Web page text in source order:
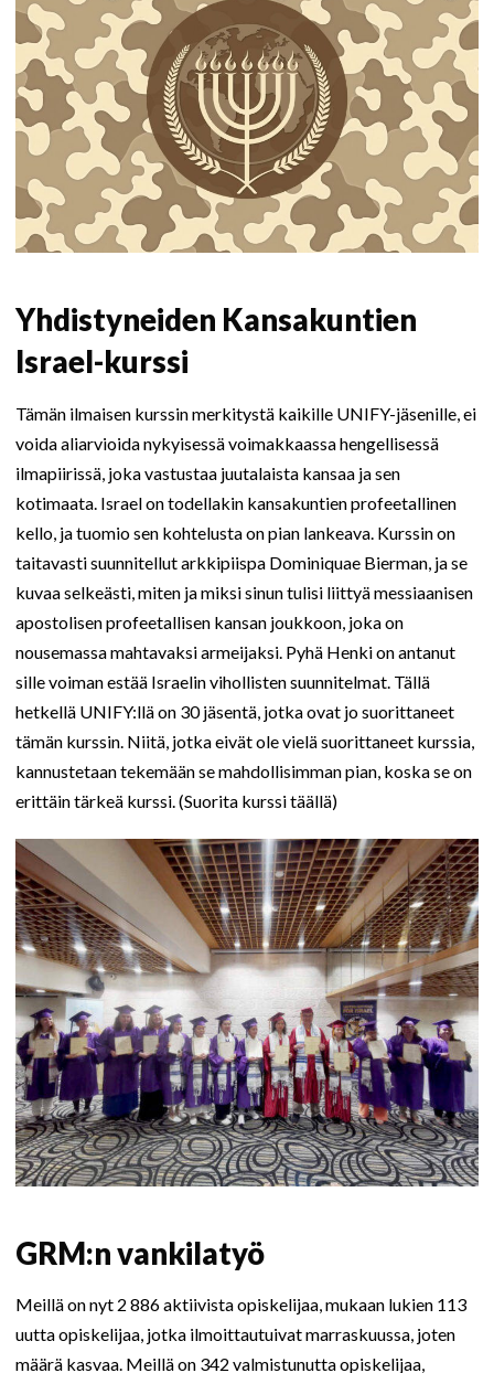
Yhdistyneiden Kansakuntien
Israel-kurssi
Tämän ilmaisen kurssin merkitystä kaikille UNIFY-jäsenille, ei
voida aliarvioida nykyisessä voimakkaassa hengellisessä
ilmapiirissä, joka vastustaa juutalaista kansaa ja sen
kotimaata. Israel on todellakin kansakuntien profeetallinen
kello, ja tuomio sen kohtelusta on pian lankeava. Kurssin on
taitavasti suunnitellut arkkipiispa Dominiquae Bierman, ja se
kuvaa selkeästi, miten ja miksi sinun tulisi liittyä messiaanisen
apostolisen profeetallisen kansan joukkoon, joka on
nousemassa mahtavaksi armeijaksi. Pyhä Henki on antanut
sille voiman estää Israelin vihollisten suunnitelmat. Tällä
hetkellä UNIFY:llä on 30 jäsentä, jotka ovat jo suorittaneet
tämän kurssin. Niitä, jotka eivät ole vielä suorittaneet kurssia,
kannustetaan tekemään se mahdollisimman pian, koska se on
erittäin tärkeä kurssi. (Suorita kurssi täällä)
GRM:n vankilatyö
Meillä on nyt 2 886 aktiivista opiskelijaa, mukaan lukien 113
uutta opiskelijaa, jotka ilmoittautuivat marraskuussa, joten
määrä kasvaa. Meillä on 342 valmistunutta opiskelijaa,